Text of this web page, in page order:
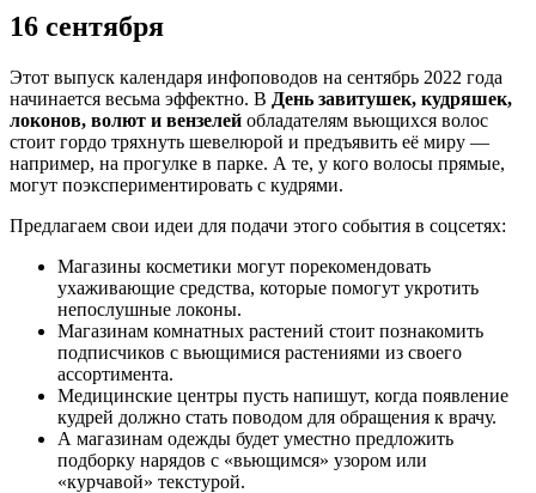
16 сентября
Этот выпуск календаря инфоповодов на сентябрь 2022 года
начинается весьма эффектно. В День завитушек, кудряшек,
локонов, волют и вензелей обладателям вьющихся волос
стоит гордо тряхнуть шевелюрой и предъявить её миру —
например, на прогулке в парке. А те, у кого волосы прямые,
могут поэкспериментировать с кудрями.
Предлагаем свои идеи для подачи этого события в соцсетях:
Магазины косметики могут порекомендовать
ухаживающие средства, которые помогут укротить
непослушные локоны.
Магазинам комнатных растений стоит познакомить
подписчиков с вьющимися растениями из своего
ассортимента.
Медицинские центры пусть напишут, когда появление
кудрей должно стать поводом для обращения к врачу.
А магазинам одежды будет уместно предложить
подборку нарядов с «вьющимся» узором или
«курчавой» текстурой.